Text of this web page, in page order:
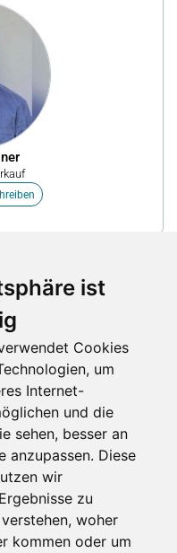
ist
Cookies
um
Internet-
und die
sehen, besser an
anzupassen. Diese
wir
zu
woher
kommen oder um